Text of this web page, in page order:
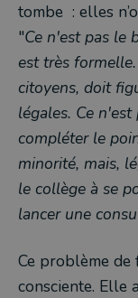
tombe : elles
"Ce n'est pas le
est très
citoyens, doit
légales. Ce
compléter le
minorité, mais,
le collège à se
lancer une
Ce problème
consciente. Elle